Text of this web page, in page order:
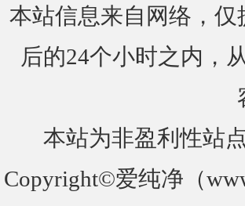
本站信息来自网络，
后的24个小时之内，
本站为非盈利性站
Copyright©爱纯净（